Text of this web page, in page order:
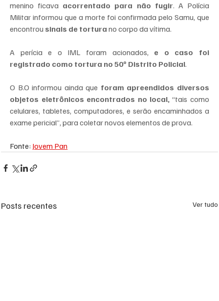
menino ficava acorrentado para não fugir. A Polícia
Militar informou que a morte foi confirmada pelo Samu, que
encontrou sinais de tortura no corpo da vítima.
A perícia e o IML foram acionados, e o caso foi
registrado como tortura no 50º Distrito Policial.
O B.O informou ainda que foram apreendidos diversos
objetos eletrônicos encontrados no local, “tais como
celulares, tabletes, computadores, e serão encaminhados a
exame pericial”, para coletar novos elementos de prova.
Fonte: Jovem Pan
Posts recentes Ver tudo